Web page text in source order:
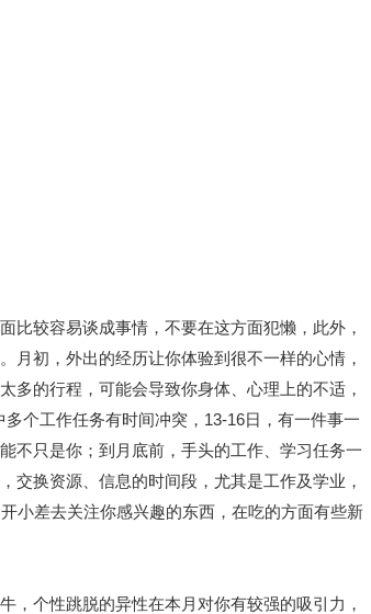
比较容易谈成事情，不要在这方面犯懒，此外，
月初，外出的经历让你体验到很不一样的心情，
多的行程，可能会导致你身体、心理上的不适，
个工作任务有时间冲突，13-16日，有一件事一
不只是你；到月底前，手头的工作、学习任务一
交换资源、信息的时间段，尤其是工作及学业，
小差去关注你感兴趣的东西，在吃的方面有些新
，个性跳脱的异性在本月对你有较强的吸引力，